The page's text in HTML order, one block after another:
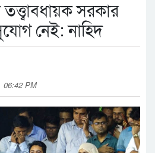
সরকার
নেই: নাহিদ
06:42 PM